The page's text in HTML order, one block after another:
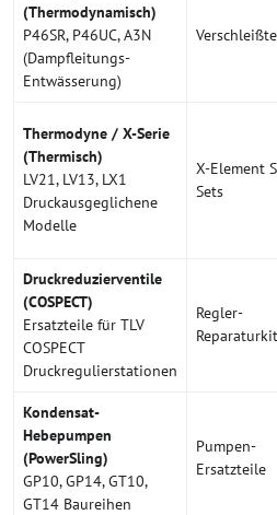
(Thermodynamisch)
P46SR, P46UC, A3N
(Dampfleitungs-
Entwässerung)
Thermodyne / X-Serie
(Thermisch)
LV21, LV13, LX1
Druckausgeglichene
Modelle
X-Element
Sets
Druckreduzierventile
(COSPECT)
Ersatzteile für TLV
COSPECT
Druckregulierstationen
Regler-
Kondensat-
Hebepumpen
(PowerSling)
GP10, GP14, GT10,
GT14 Baureihen
Pumpen-
Ersatzteile